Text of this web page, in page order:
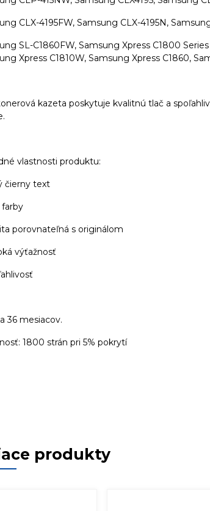
CLX-4195FW, Samsung CLX-4195N,
SL-C1860FW, Samsung Xpress C1800 Series
Xpress C1810W, Samsung Xpress C1860,
kazeta poskytuje kvalitnú tlač a
vlastnosti produktu:
čierny text
farby
porovnateľná s originálom
výťažnosť
36 mesiacov.
1800 strán pri 5% pokrytí
produkty